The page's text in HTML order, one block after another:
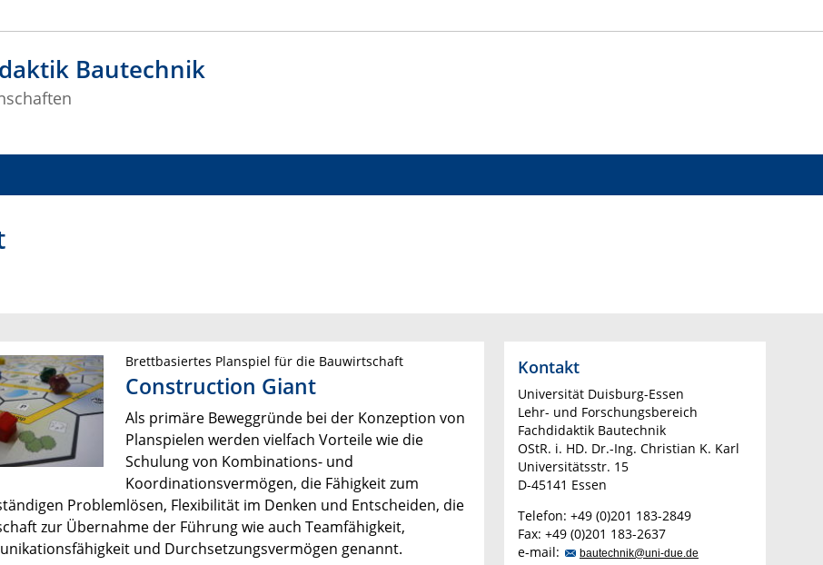
Bautechnik
Brettbasiertes Planspiel für die Bauwirtschaft
Construction Giant
Als primäre Beweggründe bei der Konzeption von
Planspielen werden vielfach Vorteile wie die
Schulung von Kombinations- und
Koordinationsvermögen, die Fähigkeit zum
Problemlösen, Flexibilität im Denken und Entscheiden, die
zur Übernahme der Führung wie auch Teamfähigkeit,
und Durchsetzungsvermögen genannt.
Kontakt
Universität Duisburg-Essen
Lehr- und Forschungsbereich
Fachdidaktik Bautechnik
OStR. i. HD. Dr.-Ing. Christian K. Karl
Universitätsstr. 15
D-45141 Essen
Telefon: +49 (0)201 183-2849
Fax: +49 (0)201 183-2637
e-mail:
bautechnik@uni-due.de